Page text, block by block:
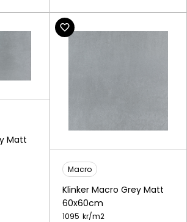
Matt
Macro
Klinker Macro Grey Matt
60x60cm
1095 kr/m2